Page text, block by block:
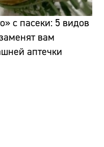
с пасеки: 5 видов
вам
аптечки